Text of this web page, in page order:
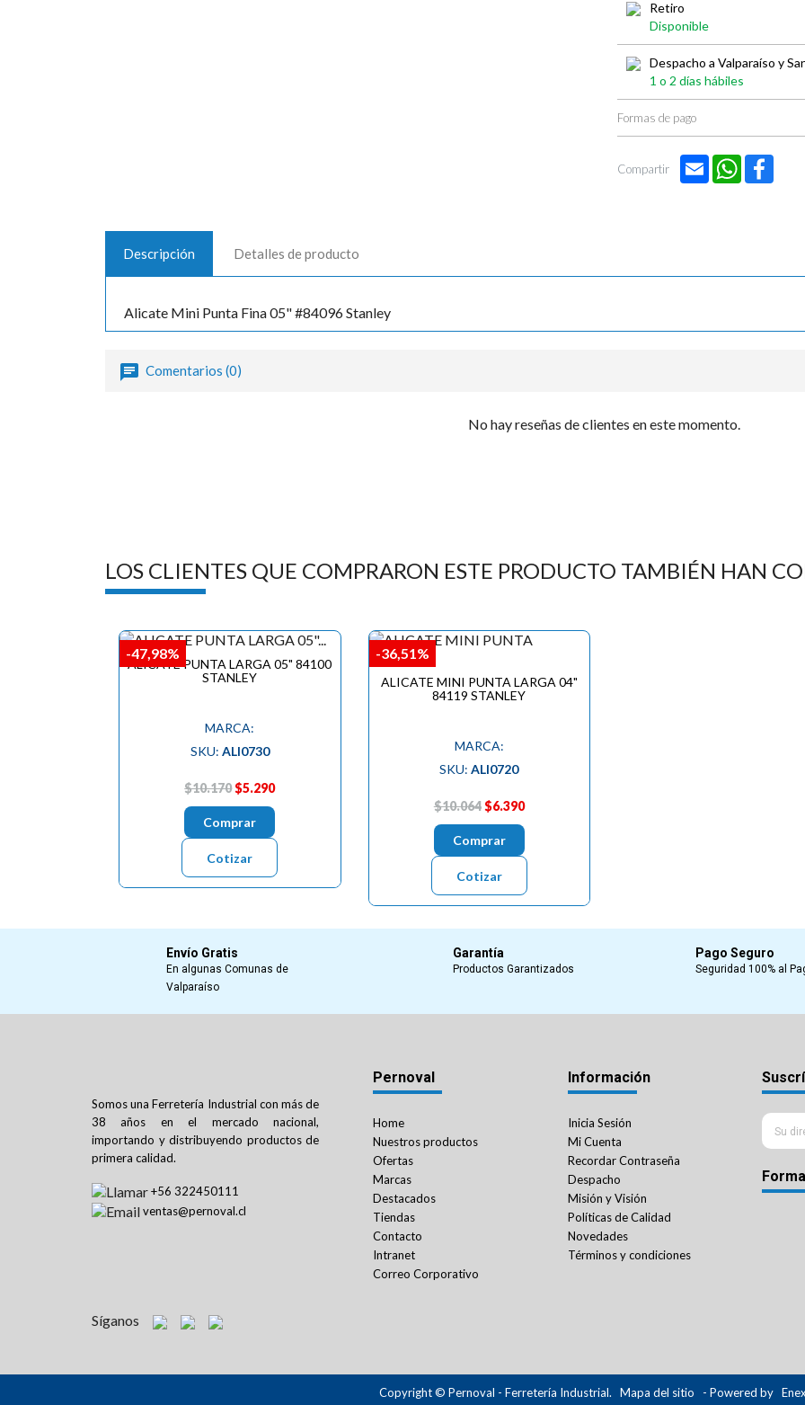
Retiro
Disponible
Despacho a Valparaíso y
1 o 2 días hábiles
Formas de pago
Compartir Email WhatsApp
Descripción Detalles de producto
Alicate Mini Punta Fina 05" #84096 Stanley
Comentarios (0)
No hay reseñas de clientes en este momento.
LOS CLIENTES QUE COMPRARON ESTE PRODUCTO TAMBIÉN HAN
ALICATE PUNTA LARGA 05" 84100
STANLEY
MARCA:
SKU: ALI0730
$10.170$5.290
Comprar
Cotizar
-47,98%
ALICATE MINI PUNTA LARGA 04"
84119 STANLEY
MARCA:
SKU:ALI0720
$10.064$6.390
Comprar
Cotizar
-36,51%
Envío Gratis
En algunas Comunas de
Valparaíso
Garantía
Productos Garantizados
Pago Seguro
Seguridad 100% al
Somos una Ferretería Industrial con más de
38 años en el mercado nacional,
importando y distribuyendo productos de
primera calidad.
+56 322450111
ventas@pernoval.cl
Síganos
Pernoval
Home
Nuestros productos
Ofertas
Marcas
Destacados
Tiendas
Contacto
Intranet
Correo Corporativo
Información
Inicia Sesión
Mi Cuenta
Recordar Contraseña
Despacho
Misión y Visión
Políticas de Calidad
Novedades
Términos y condiciones
Copyright © Pernoval - Ferretería Industrial. Mapa del sitio - Powered by